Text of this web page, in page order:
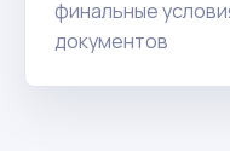
финальные
документов